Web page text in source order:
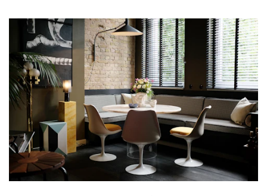
monochrom gestaltet sind und doch sehr lebendig wirken. Durch
Holz und Stahl, Maserungen, Haptik, Oberflächen, neutrale
Farben, Felle, Leder – alles nahe an der Natur gedacht und dem
Menschen, der zu Hause durchatmen, zur Ruhe kommen und den
»Alltagslärm« draußen lassen möchte. In der Villa H., die nach
eben diesen Prinzipien von ihr gestaltet wurde, finden Andrea
Harbeck und ihre Familie das Gegengewicht zum sonst schnellen
Leben. &hellip